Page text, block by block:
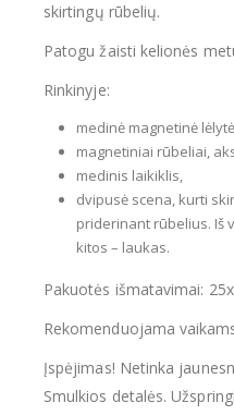
skirtingų rūbelių.
Patogu žaisti kelionės
Rinkinyje:
medinė magnetinė
magnetiniai rūbeliai,
medinis laikiklis,
dvipusė scena, kurti
priderinant rūbelius. Iš
kitos – laukas.
Pakuotės išmatavimai:
Rekomenduojama
Įspėjimas! Netinka
Smulkios detalės.